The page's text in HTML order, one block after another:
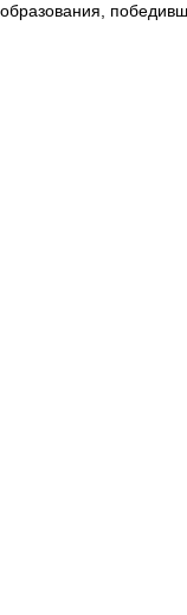
образования,